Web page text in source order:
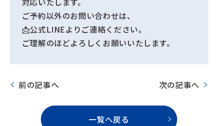
ご予約以外のお問い合わせは、
📩公式LINEよりご連絡ください。
ご理解のほどよろしくお願いいたします。
前の記事へ 次の記事へ
一覧へ戻る